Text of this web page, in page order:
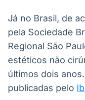
Já no Brasil, de
pela Sociedade
Regional São
estéticos não
últimos dois
publicadas pelo